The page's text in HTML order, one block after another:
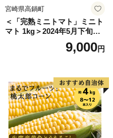
宮崎県高鍋町
＜「完熟ミニトマト」ミニト
マト 1kg＞2024年5月下旬迄
に順次出荷 野菜ソムリエサ
ミット アルル・リリカ共に
県 高鍋町産 産地直送 有機肥
料使用 高糖度 西森農園
9,000円